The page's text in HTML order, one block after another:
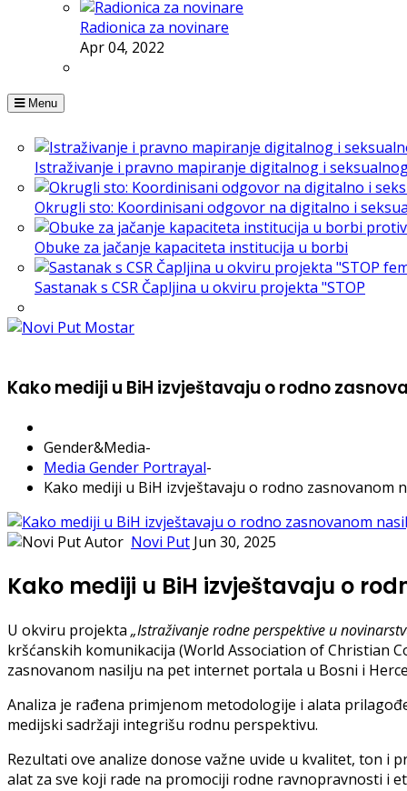
Radionica za novinare
Apr 04, 2022
Istraživanje i pravno mapiranje digitalnog i
Okrugli sto: Koordinisani odgovor na digitalno i
Obuke za jačanje kapaciteta institucija u borbi
Sastanak s CSR Čapljina u okviru projekta "STOP
Menu
Kako mediji u BiH izvještavaju o rodno
Gender&Media-
Media Gender Portrayal-
Kako mediji u BiH izvještavaju o rodno zasnovanom
Autor Novi Put Jun 30, 2025
Kako mediji u BiH izvještavaju o
U okviru projekta „Istraživanje rodne perspektive u
kršćanskih komunikacija (World Association of Christian
zasnovanom nasilju na pet internet portala u Bosni i
Analiza je rađena primjenom metodologije i alata
medijski sadržaji integrišu rodnu perspektivu.
Rezultati ove analize donose važne uvide u kvalitet, ton
alat za sve koji rade na promociji rodne ravnopravnosti i